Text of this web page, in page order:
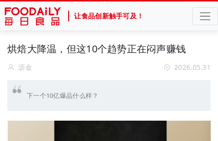
让食品创新触手可及！
烘焙大降温，但这10个趋势正在闷声赚钱
沥金 2026.05.31
下一个10亿爆品什么样？